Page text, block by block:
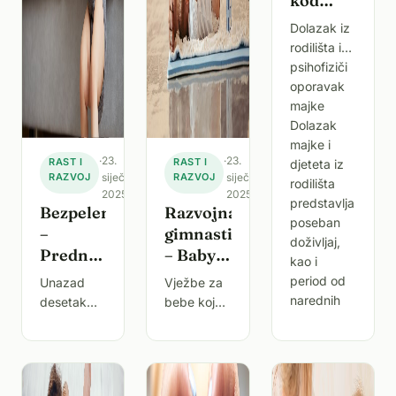
RAST I
RAZVOJ
·23.
siječnja
2025.
Bezpelenaštvo
–
Prednosti
i izazovi
roditeljstva
pelena
Unazad
desetak
bezpelenaštvo
postaje sve
popularniji
RAST I
RAZVOJ
·23.
siječnja
2025.
Razvojna
gimnastika
– Baby
fitness
Vježbe za
bebe koje
u
programu
“Baby
kuće s
bebom i
oporavak
majke
nakon
poroda
Dolazak iz
rodilišta i
psihofiziči
oporavak
majke
Dolazak
majke i
djeteta iz
rodilišta
predstavlja
poseban
doživljaj,
kao i
period od
narednih
dva u